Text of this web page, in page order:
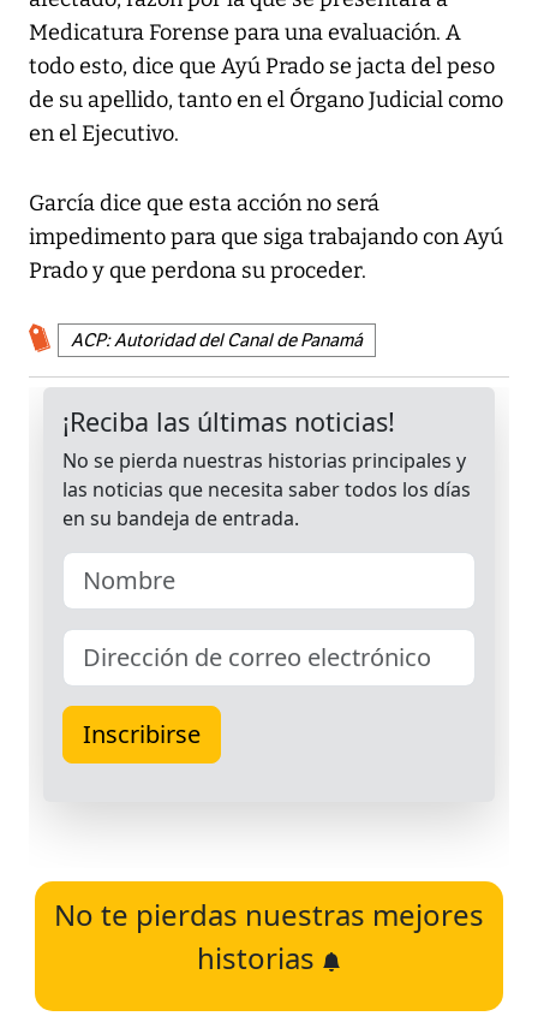
Medicatura Forense para una evaluación. A
todo esto, dice que Ayú Prado se jacta del peso
de su apellido, tanto en el Órgano Judicial como
en el Ejecutivo.
García dice que esta acción no será
impedimento para que siga trabajando con Ayú
Prado y que perdona su proceder.
ACP: Autoridad del Canal de Panamá
No te pierdas nuestras mejores
historias